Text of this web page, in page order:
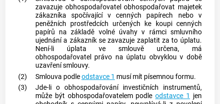
zavazuje obhospodařovatel obhospodařovat majetek
zákazníka spočívající vcenných papírech nebo v
peněžních prostředcích určených ke koupi cenných
papírů na základě volné úvahy v rámci smluvního
ujednání a zákazník se zavazuje zaplatit za to úplatu.
Není-li úplata ve smlouvě určena, má
obhospodařovatel právo na úplatu obvyklou v době
uzavření smlouvy.
(2)
Smlouva podleodstavce 1 musí mít písemnou formu.
(3)
Jde-li o obhospodařování investičních instrumentů,
může být obhospodařovatelem podleodstavce 1 jen